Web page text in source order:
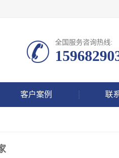
全国服务咨询热线:
客户案例 联